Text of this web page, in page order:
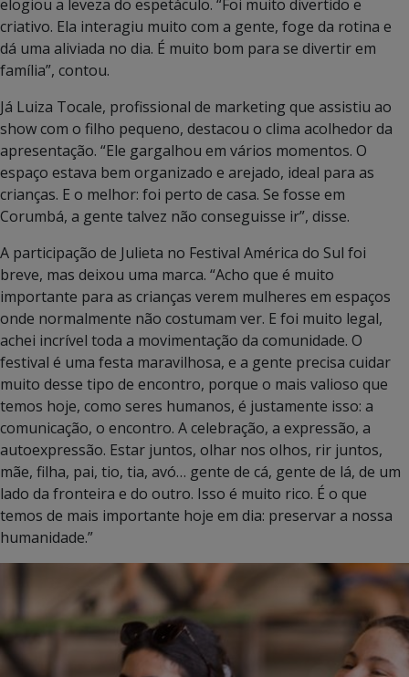
elogiou a leveza do espetáculo. “Foi muito divertido e
criativo. Ela interagiu muito com a gente, foge da rotina e
dá uma aliviada no dia. É muito bom para se divertir em
família”, contou.
Já Luiza Tocale, profissional de marketing que assistiu ao
show com o filho pequeno, destacou o clima acolhedor da
apresentação. “Ele gargalhou em vários momentos. O
espaço estava bem organizado e arejado, ideal para as
crianças. E o melhor: foi perto de casa. Se fosse em
Corumbá, a gente talvez não conseguisse ir”, disse.
A participação de Julieta no Festival América do Sul foi
breve, mas deixou uma marca. “Acho que é muito
importante para as crianças verem mulheres em espaços
onde normalmente não costumam ver. E foi muito legal,
achei incrível toda a movimentação da comunidade. O
festival é uma festa maravilhosa, e a gente precisa cuidar
muito desse tipo de encontro, porque o mais valioso que
temos hoje, como seres humanos, é justamente isso: a
comunicação, o encontro. A celebração, a expressão, a
autoexpressão. Estar juntos, olhar nos olhos, rir juntos,
mãe, filha, pai, tio, tia, avó… gente de cá, gente de lá, de um
lado da fronteira e do outro. Isso é muito rico. É o que
temos de mais importante hoje em dia: preservar a nossa
humanidade.”